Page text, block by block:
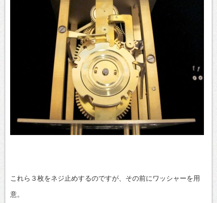
これら３枚をネジ止めするのですが、その前にワッシャーを用
意。